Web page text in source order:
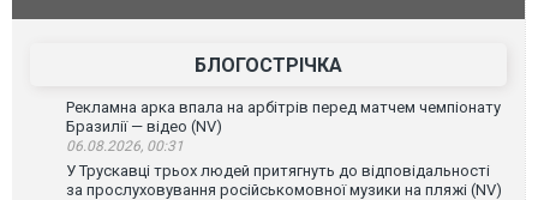
Франції
БЛОГОСТРІЧКА
Рекламна арка впала на арбітрів перед матчем чемпіонату
Бразилії — відео (NV)
06.08.2026, 00:31
У Трускавці трьох людей притягнуть до відповідальності
за прослуховування російськомовної музики на пляжі (NV)